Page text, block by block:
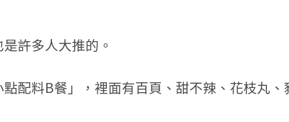
許多人大推的。
配料B餐」，裡面有百頁、甜不辣、花枝丸、